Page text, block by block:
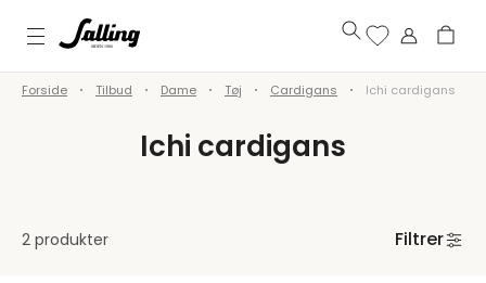
Forside Tilbud Dame Tøj Cardigans Ichi cardigans
Ichi cardigans
2 produkter Filtrer